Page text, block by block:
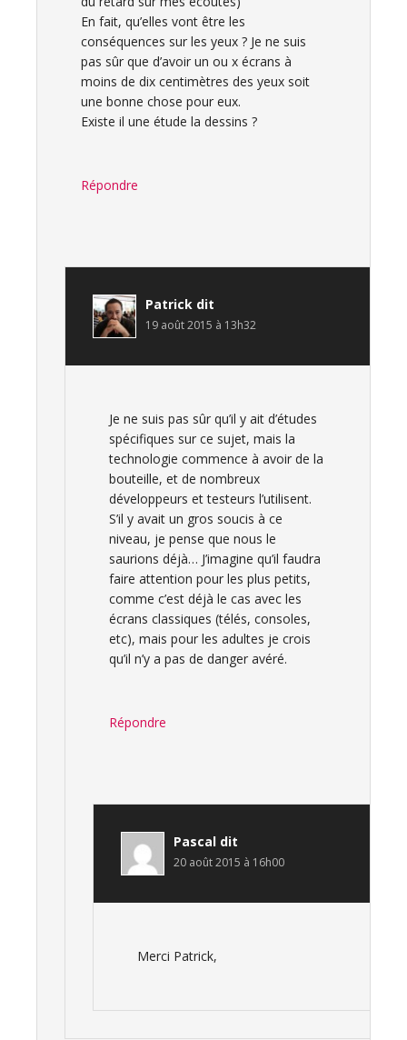
En fait, qu’elles vont être les
conséquences sur les yeux ? Je ne suis
pas sûr que d’avoir un ou x écrans à
moins de dix centimètres des yeux soit
une bonne chose pour eux.
Existe il une étude la dessins ?
Répondre
Patrick dit
19 août 2015 à 13h32
Je ne suis pas sûr qu’il y ait d’études
spécifiques sur ce sujet, mais la
technologie commence à avoir de la
bouteille, et de nombreux
développeurs et testeurs l’utilisent.
S’il y avait un gros soucis à ce
niveau, je pense que nous le
saurions déjà… J’imagine qu’il faudra
faire attention pour les plus petits,
comme c’est déjà le cas avec les
écrans classiques (télés, consoles,
etc), mais pour les adultes je crois
qu’il n’y a pas de danger avéré.
Répondre
Pascal dit
20 août 2015 à 16h00
Merci Patrick,